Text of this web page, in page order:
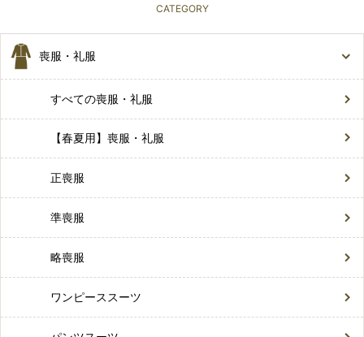
CATEGORY
喪服・礼服
すべての喪服・礼服
【春夏用】喪服・礼服
正喪服
準喪服
略喪服
ワンピーススーツ